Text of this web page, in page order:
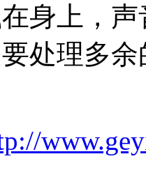
身上，
处理多